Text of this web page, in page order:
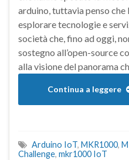
arduino, tuttavia penso
esplorare tecnologie e
società che, fino ad oggi,
sostegno all’open-source
alla visione del panorama
Continua a leggere
Arduino IoT, MKR1000,
Challenge, mkr1000 IoT